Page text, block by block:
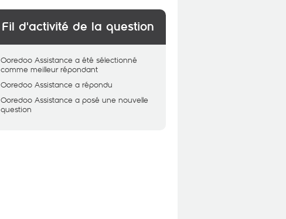
Fil d'activité de la question
Ooredoo Assistance a été sélectionné
comme meilleur répondant
Ooredoo Assistance a répondu
Ooredoo Assistance a posé une nouvelle
question